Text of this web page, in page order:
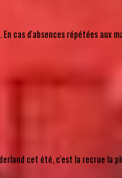
cas d'absences répétées aux
cet été, c'est la recrue